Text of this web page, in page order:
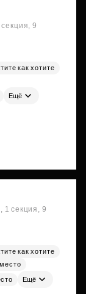
9
как хотите
Ещё
секция, 9
как хотите
Ещё